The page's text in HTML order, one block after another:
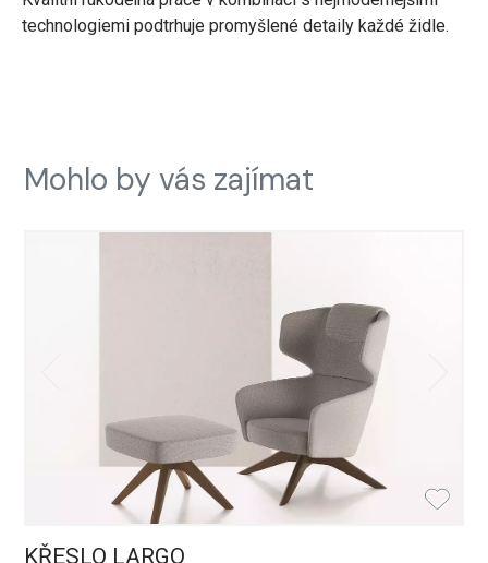
technologiemi podtrhuje promyšlené detaily každé židle.
Mohlo by vás zajímat
KŘESLO LARGO